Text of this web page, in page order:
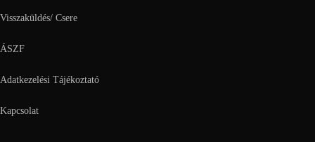
Visszaküldés/ Csere
ÁSZF
Adatkezelési Tájékoztató
Kapcsolat